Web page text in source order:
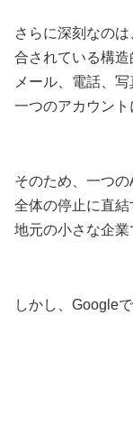
さらに深刻なの
合されている構造
メール、電話、
一つのアカウント
そのため、一つ
全体の停止に直結
地元の小さな企業
しかし、Google